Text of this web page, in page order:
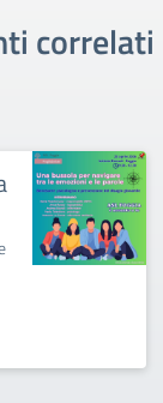
correlati